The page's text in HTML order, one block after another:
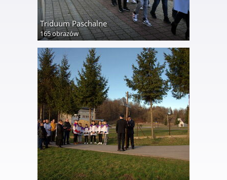
Triduum Paschalne
165 obrazów